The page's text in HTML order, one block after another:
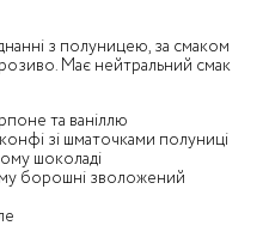
з полуницею, за смаком
Має нейтральний смак
та ваніллю
зі шматочками полуниці
шоколаді
борошні зволожений